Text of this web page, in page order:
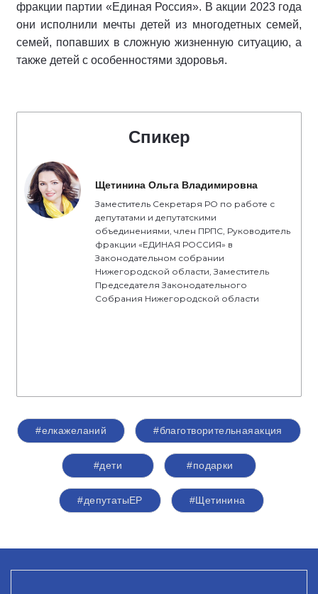
фракции партии «Единая Россия». В акции 2023 года
они исполнили мечты детей из многодетных семей,
семей, попавших в сложную жизненную ситуацию, а
также детей с особенностями здоровья.
Спикер
Щетинина Ольга Владимировна
Заместитель Секретаря РО по работе с
депутатами и депутатскими
объединениями, член ПРПС, Руководитель
фракции «ЕДИНАЯ РОССИЯ» в
Законодательном собрании
Нижегородской области, Заместитель
Председателя Законодательного
Собрания Нижегородской области
#елкажеланий #благотворительнаяакция
#дети #подарки
#депутатыЕР #Щетинина